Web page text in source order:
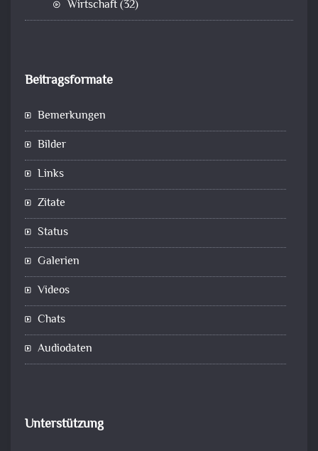
Wirtschaft(32)
Beitragsformate
Bemerkungen
Bilder
Links
Zitate
Status
Galerien
Videos
Chats
Audiodaten
Unterstützung